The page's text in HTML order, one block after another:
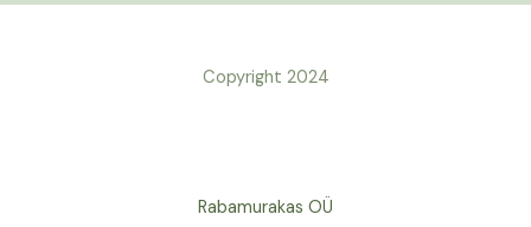
Copyright 2024
Rabamurakas OÜ